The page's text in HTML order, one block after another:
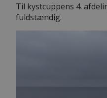
Til kystcuppens 4.
fuldstændig.